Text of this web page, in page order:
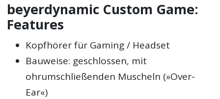
beyerdynamic Custom Game:
Features
Kopfhörer für Gaming / Headset
Bauweise: geschlossen, mit
ohrumschließenden Muscheln (»Over-
Ear«)